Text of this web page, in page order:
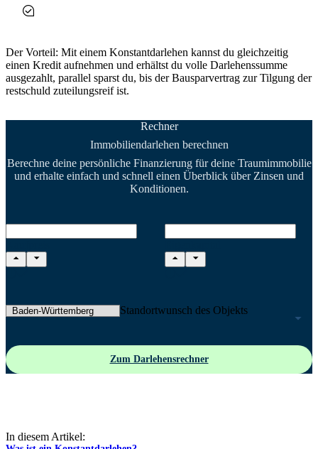
Der Vorteil: Mit einem Konstantdarlehen kannst du gleichzeitig
einen Kredit aufnehmen und erhältst du volle Darlehenssumme
ausgezahlt, parallel sparst du, bis der Bausparvertrag zur Tilgung der
restschuld zuteilungsreif ist.
Rechner
Immobiliendarlehen berechnen
Berechne deine persönliche Finanzierung für deine Traumimmobilie
und erhalte einfach und schnell einen Überblick über Zinsen und
Konditionen.
Standortwunsch des Objekts
Zum Darlehensrechner
In diesem Artikel: